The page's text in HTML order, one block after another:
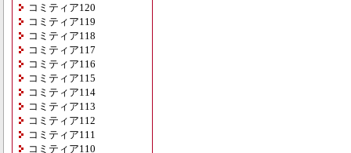
コミティア120
コミティア119
コミティア118
コミティア117
コミティア116
コミティア115
コミティア114
コミティア113
コミティア112
コミティア111
コミティア110